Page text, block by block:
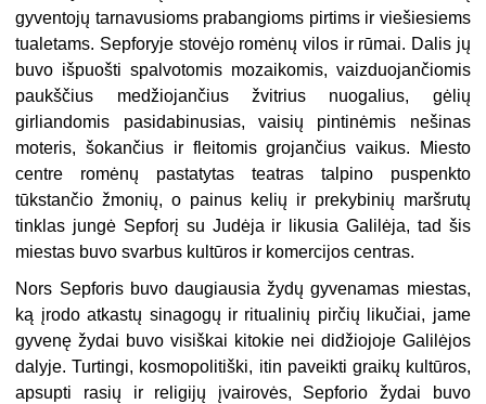
gyventojų tarnavusioms prabangioms pirtims ir viešiesiems
tualetams. Sepforyje stovėjo romėnų vilos ir rūmai. Dalis jų
buvo išpuošti spalvotomis mozaikomis, vaizduojančiomis
paukščius medžiojančius žvitrius nuogalius, gėlių
girliandomis pasidabinusias, vaisių pintinėmis nešinas
moteris, šokančius ir fleitomis grojančius vaikus. Miesto
centre romėnų pastatytas teatras talpino puspenkto
tūkstančio žmonių, o painus kelių ir prekybinių maršrutų
tinklas jungė Sepforį su Judėja ir likusia Galilėja, tad šis
miestas buvo svarbus kultūros ir komercijos centras.
Nors Sepforis buvo daugiausia žydų gyvenamas miestas,
ką įrodo atkastų sinagogų ir ritualinių pirčių likučiai, jame
gyvenę žydai buvo visiškai kitokie nei didžiojoje Galilėjos
dalyje. Turtingi, kosmopolitiški, itin paveikti graikų kultūros,
apsupti rasių ir religijų įvairovės, Sepforio žydai buvo